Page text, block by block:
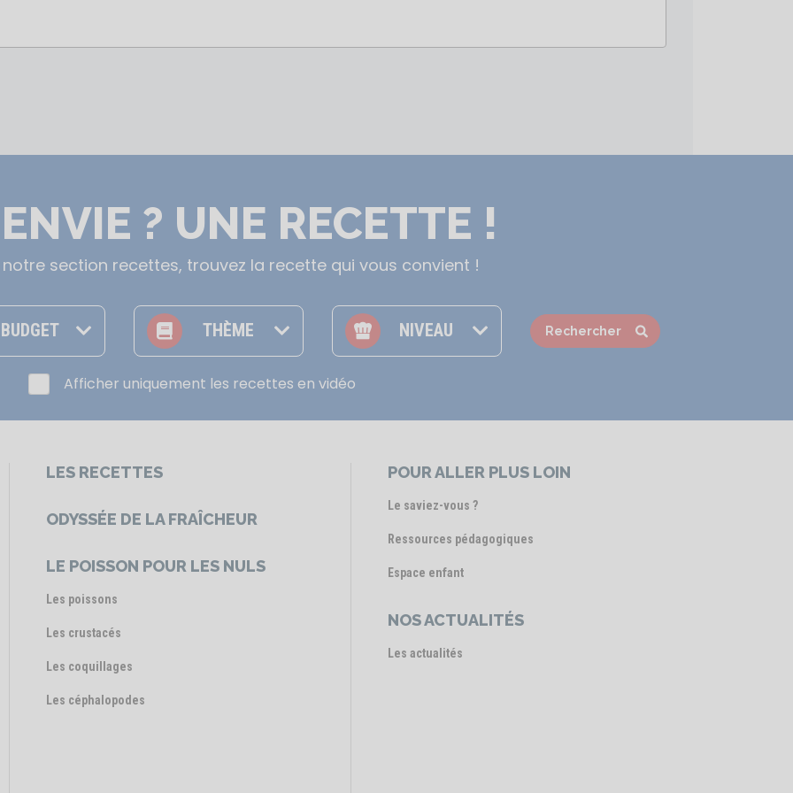
? UNE RECETTE !
notre section recettes, trouvez la recette qui vous convient !
BUDGET THÈME NIVEAU
Afficher uniquement les recettes en vidéo
LES RECETTES
ODYSSÉE DE LA FRAÎCHEUR
LE POISSON POUR LES NULS
Les poissons
Les crustacés
Les coquillages
Les céphalopodes
POUR ALLER PLUS LOIN
Le saviez-vous ?
Ressources pédagogiques
Espace enfant
NOS ACTUALITÉS
Les actualités